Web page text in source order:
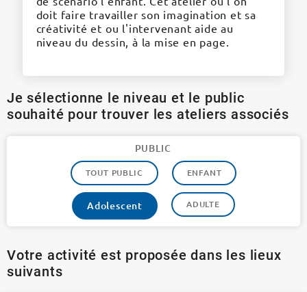
doit faire travailler son imagination et sa
créativité et ou l'intervenant aide au
niveau du dessin, à la mise en page.
Je sélectionne le niveau et le public
souhaité pour trouver les ateliers associés
PUBLIC
TOUT PUBLIC ENFANT
Adolescent ADULTE
Votre activité est proposée dans les lieux
suivants